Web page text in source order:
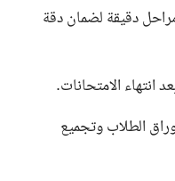
دقيقة لضمان دقة
انتهاء الامتحانات.
الطلاب وتجميع